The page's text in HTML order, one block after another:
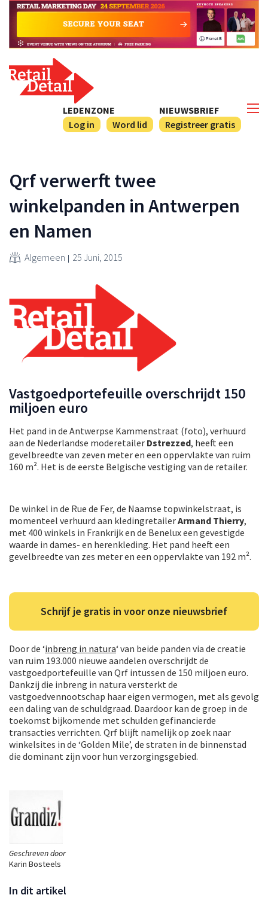
NIEUWSBRIEF
Registreer gratis
LEDENZONE
Log in
Word lid
Geschreven door
Karin Bosteels
In dit artikel
Qrf verwerft twee
winkelpanden in Antwerpen
en Namen
Algemeen 25 Juni, 2015
Vastgoedportefeuille overschrijdt 150
miljoen euro
Het pand in de Antwerpse Kammenstraat (foto), verhuurd
aan de Nederlandse moderetailer Dstrezzed, heeft een
gevelbreedte van zeven meter en een oppervlakte van ruim
160 m². Het is de eerste Belgische vestiging van de retailer.
De winkel in de Rue de Fer, de Naamse topwinkelstraat, is
momenteel verhuurd aan kledingretailerArmand Thierry,
met 400 winkels in Frankrijk en de Benelux een gevestigde
waarde in dames- en herenkleding. Het pand heeft een
gevelbreedte van zes meter en een oppervlakte van 192 m².
Schrijf je gratis in voor onze nieuwsbrief
Door de ‘inbreng in natura‘ van beide panden via de creatie
van ruim 193.000 nieuwe aandelen overschrijdt de
vastgoedportefeuille van Qrf intussen de 150 miljoen euro.
Dankzij die inbreng in natura versterkt de
vastgoedvennootschap haar eigen vermogen, met als gevolg
een daling van de schuldgraad. Daardoor kan de groep in de
toekomst bijkomende met schulden gefinancierde
transacties verrichten. Qrf blijft namelijk op zoek naar
winkelsites in de ‘Golden Mile’, de straten in de binnenstad
die dominant zijn voor hun verzorgingsgebied.